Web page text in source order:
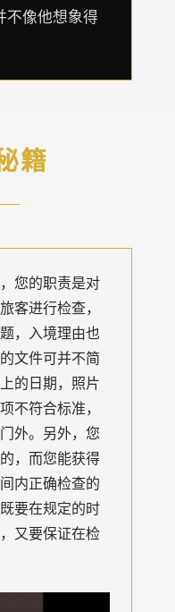
不像他想象得
籍
您的职责是对
客进行检查，
，入境理由也
文件可并不简
的日期，照片
不符合标准，
外。另外，您
，而您能获得
内正确检查的
要在规定的时
又要保证在检